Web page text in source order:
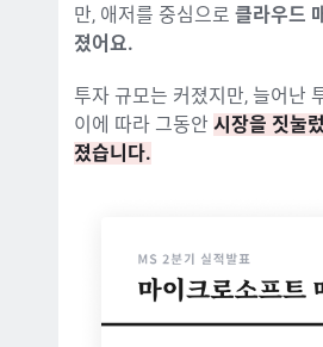
만, 애저를 중심으로 클라우드
졌어요.
투자 규모는 커졌지만, 늘어난
이에 따라 그동안 시장을 짓눌
졌습니다.